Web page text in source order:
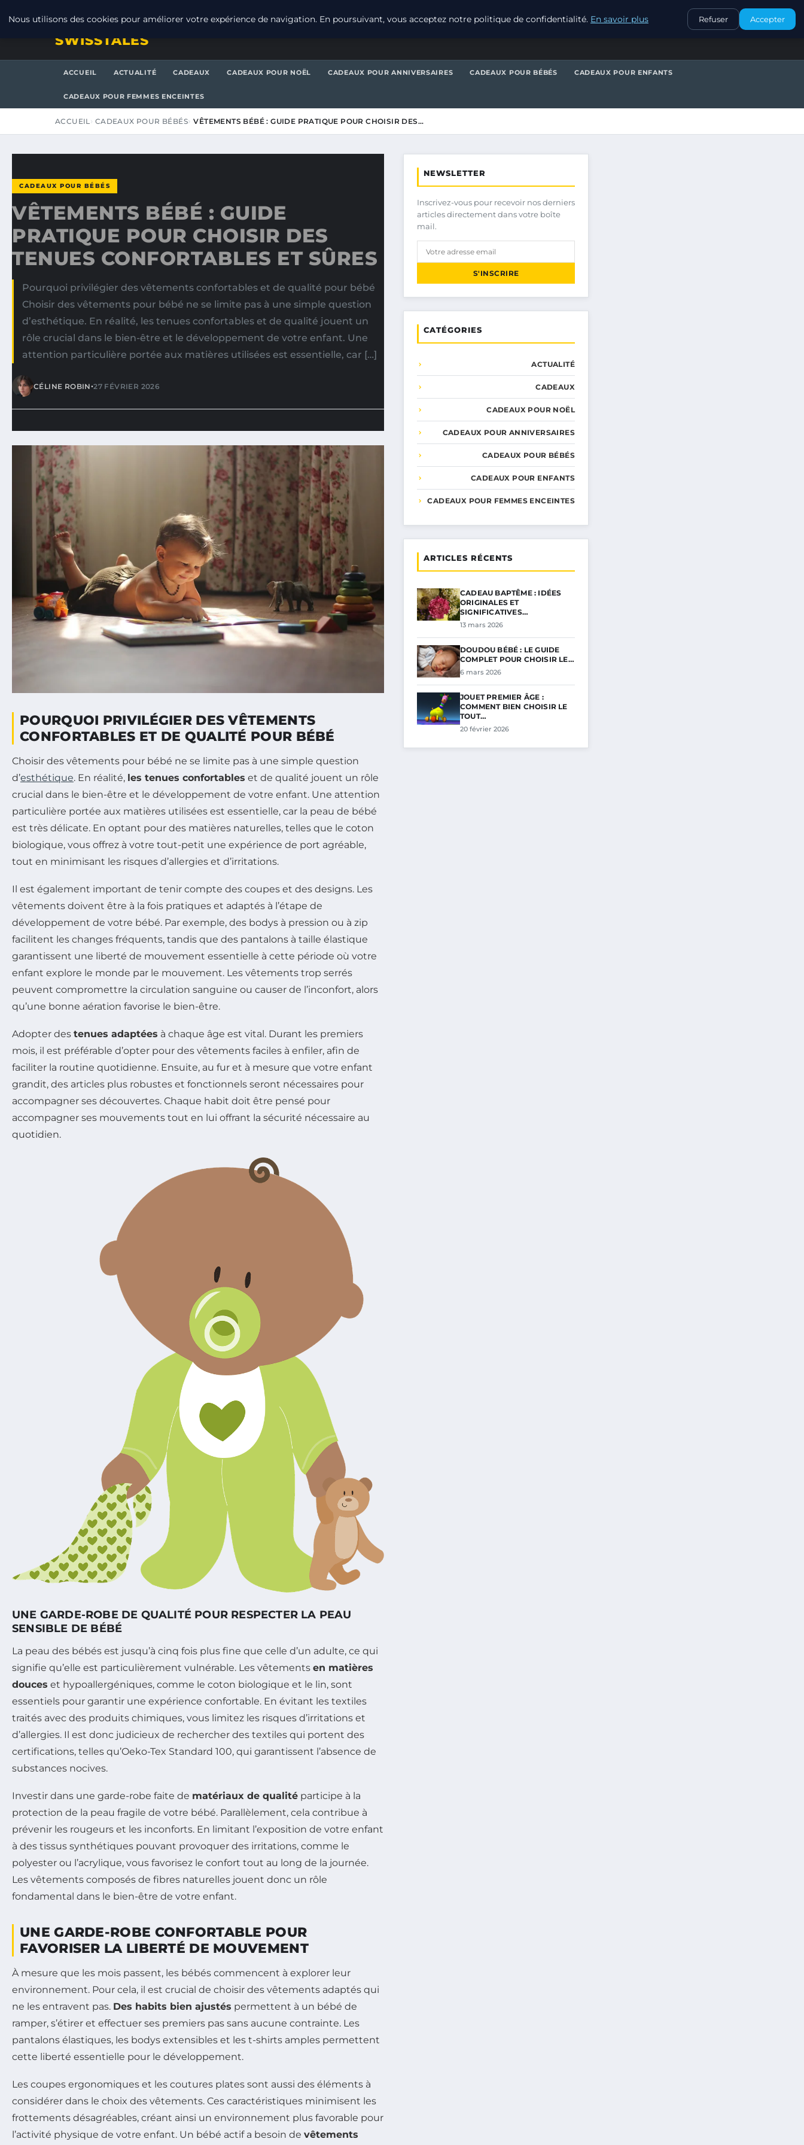
CONTACT
SWISSTALES
ACCUEIL ACTUALITÉ CADEAUX CADEAUX POUR NOËL CADEAUX POUR ANNIVERSAIRES CADEAUX POUR BÉBÉS CADEAUX POUR ENFANTS
CADEAUX POUR FEMMES ENCEINTES
ACCUEIL CADEAUX POUR BÉBÉS VÊTEMENTS BÉBÉ : GUIDE PRATIQUE POUR CHOISIR DES…
CADEAUX POUR BÉBÉS
VÊTEMENTS BÉBÉ : GUIDE
PRATIQUE POUR CHOISIR DES
TENUES CONFORTABLES ET SÛRES
Pourquoi privilégier des vêtements confortables et de qualité pour bébé
Choisir des vêtements pour bébé ne se limite pas à une simple question
d’esthétique. En réalité, les tenues confortables et de qualité jouent un
rôle crucial dans le bien-être et le développement de votre enfant. Une
attention particulière portée aux matières utilisées est essentielle, car […]
CÉLINE ROBIN•27 FÉVRIER 2026
POURQUOI PRIVILÉGIER DES VÊTEMENTS
CONFORTABLES ET DE QUALITÉ POUR BÉBÉ
Choisir des vêtements pour bébé ne se limite pas à une simple question
d’esthétique. En réalité, les tenues confortables et de qualité jouent un rôle
crucial dans le bien-être et le développement de votre enfant. Une attention
particulière portée aux matières utilisées est essentielle, car la peau de bébé
est très délicate. En optant pour des matières naturelles, telles que le coton
biologique, vous offrez à votre tout-petit une expérience de port agréable,
tout en minimisant les risques d’allergies et d’irritations.
Il est également important de tenir compte des coupes et des designs. Les
vêtements doivent être à la fois pratiques et adaptés à l’étape de
développement de votre bébé. Par exemple, des bodys à pression ou à zip
facilitent les changes fréquents, tandis que des pantalons à taille élastique
garantissent une liberté de mouvement essentielle à cette période où votre
enfant explore le monde par le mouvement. Les vêtements trop serrés
peuvent compromettre la circulation sanguine ou causer de l’inconfort, alors
qu’une bonne aération favorise le bien-être.
Adopter des tenues adaptées à chaque âge est vital. Durant les premiers
mois, il est préférable d’opter pour des vêtements faciles à enfiler, afin de
faciliter la routine quotidienne. Ensuite, au fur et à mesure que votre enfant
grandit, des articles plus robustes et fonctionnels seront nécessaires pour
accompagner ses découvertes. Chaque habit doit être pensé pour
accompagner ses mouvements tout en lui offrant la sécurité nécessaire au
quotidien.
UNE GARDE-ROBE DE QUALITÉ POUR RESPECTER LA PEAU
SENSIBLE DE BÉBÉ
La peau des bébés est jusqu’à cinq fois plus fine que celle d’un adulte, ce qui
signifie qu’elle est particulièrement vulnérable. Les vêtements en matières
douces et hypoallergéniques, comme le coton biologique et le lin, sont
essentiels pour garantir une expérience confortable. En évitant les textiles
traités avec des produits chimiques, vous limitez les risques d’irritations et
d’allergies. Il est donc judicieux de rechercher des textiles qui portent des
certifications, telles qu’Oeko-Tex Standard 100, qui garantissent l’absence de
substances nocives.
Investir dans une garde-robe faite de matériaux de qualité participe à la
protection de la peau fragile de votre bébé. Parallèlement, cela contribue à
prévenir les rougeurs et les inconforts. En limitant l’exposition de votre enfant
à des tissus synthétiques pouvant provoquer des irritations, comme le
polyester ou l’acrylique, vous favorisez le confort tout au long de la journée.
Les vêtements composés de fibres naturelles jouent donc un rôle
fondamental dans le bien-être de votre enfant.
UNE GARDE-ROBE CONFORTABLE POUR
FAVORISER LA LIBERTÉ DE MOUVEMENT
À mesure que les mois passent, les bébés commencent à explorer leur
environnement. Pour cela, il est crucial de choisir des vêtements adaptés qui
ne les entravent pas. Des habits bien ajustés permettent à un bébé de
ramper, s’étirer et effectuer ses premiers pas sans aucune contrainte. Les
pantalons élastiques, les bodys extensibles et les t-shirts amples permettent
cette liberté essentielle pour le développement.
Les coupes ergonomiques et les coutures plates sont aussi des éléments à
considérer dans le choix des vêtements. Ces caractéristiques minimisent les
frottements désagréables, créant ainsi un environnement plus favorable pour
l’activité physique de votre enfant. Un bébé actif a besoin de vêtements
NEWSLETTER
Inscrivez-vous pour recevoir nos derniers
articles directement dans votre boîte
mail.
S'INSCRIRE
CATÉGORIES
ACTUALITÉ
CADEAUX
CADEAUX POUR NOËL
CADEAUX POUR ANNIVERSAIRES
CADEAUX POUR BÉBÉS
CADEAUX POUR ENFANTS
CADEAUX POUR FEMMES ENCEINTES
ARTICLES RÉCENTS
CADEAU BAPTÊME : IDÉES
ORIGINALES ET
SIGNIFICATIVES…
13 mars 2026
DOUDOU BÉBÉ : LE GUIDE
COMPLET POUR CHOISIR LE…
6 mars 2026
JOUET PREMIER ÂGE :
COMMENT BIEN CHOISIR LE
TOUT…
20 février 2026
Nous utilisons des cookies pour améliorer votre expérience de navigation. En poursuivant, vous acceptez notre politique de confidentialité. En savoir plus Refuser Accepter